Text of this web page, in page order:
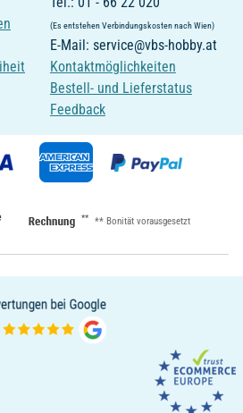
(Es entstehen Verbindungskosten nach Wien)
E-Mail: service@vbs-hobby.at
Kontaktmöglichkeiten
Bestell- und Lieferstatus
Feedback
** ** Bonität vorausgesetzt